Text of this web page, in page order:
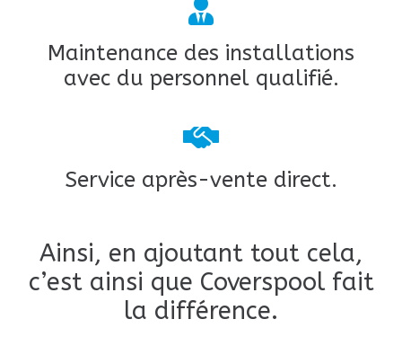
Maintenance des installations
avec du personnel qualifié.
Service après-vente direct.
Ainsi, en ajoutant tout cela,
c’est ainsi que Coverspool fait
la différence.